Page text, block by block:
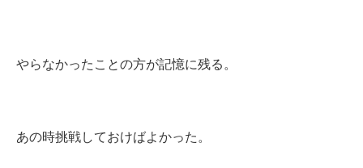
やらなかったことの方が記憶に残る。
あの時挑戦しておけばよかった。